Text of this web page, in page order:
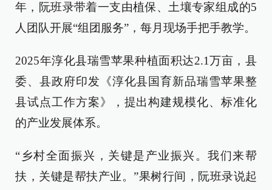
年，阮班录带着一支由植保、土壤专家组成的5
人团队开展“组团服务”，每月现场手把手教学。
2025年淳化县瑞雪苹果种植面积达2.1万亩，县
委、县政府印发《淳化县国育新品瑞雪苹果整
县试点工作方案》，提出构建规模化、标准化
的产业发展体系。
“乡村全面振兴，关键是产业振兴。我们来帮
扶，关键是帮扶产业。”果树行间，阮班录说起